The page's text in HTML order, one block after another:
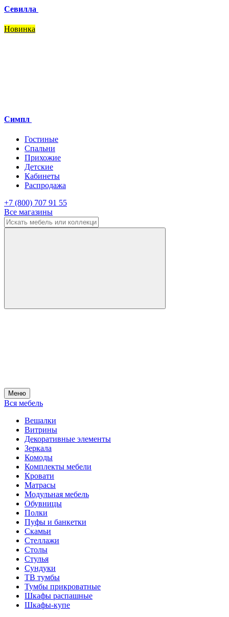
Севилла
Новинка
Симпл
Гостиные
Спальни
Прихожие
Детские
Кабинеты
Распродажа
+7 (800) 707 91 55
Все магазины
Меню
Вся мебель
Вешалки
Витрины
Декоративные элементы
Зеркала
Комоды
Комплекты мебели
Кровати
Матрасы
Модульная мебель
Обувницы
Полки
Пуфы и банкетки
Скамьи
Стеллажи
Столы
Стулья
Сундуки
ТВ тумбы
Тумбы прикроватные
Шкафы распашные
Шкафы-купе